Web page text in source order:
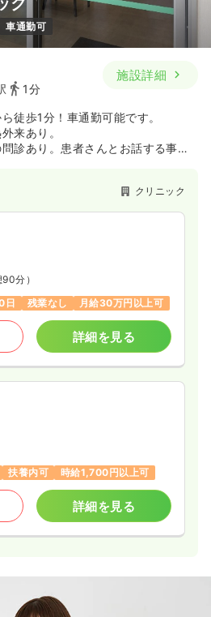
車通勤可
1分
施設詳細
徒歩1分！車通勤可能です。
来あり。
診あり。患者さんとお話する事が
クリニック
90分）
日 残業なし 月給30万円以上可
詳細を見る
扶養内可 時給1,700円以上可
詳細を見る